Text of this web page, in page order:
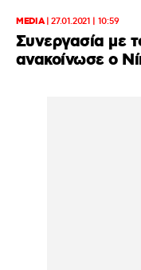
MEDIA|27.01.2021 | 10:59
Συνεργασία με
ανακοίνωσε ο